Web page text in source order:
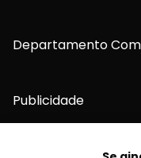
Departamento
Publicidade